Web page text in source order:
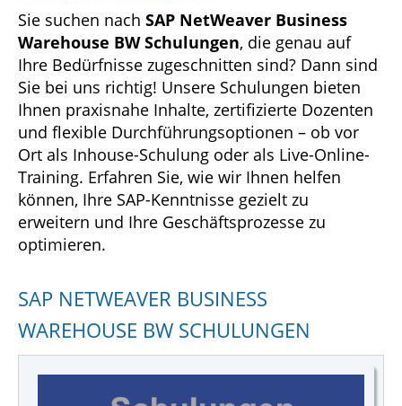
Sie suchen nach SAP NetWeaver Business
Warehouse BW Schulungen, die genau auf
Ihre Bedürfnisse zugeschnitten sind? Dann sind
Sie bei uns richtig! Unsere Schulungen bieten
Ihnen praxisnahe Inhalte, zertifizierte Dozenten
und flexible Durchführungsoptionen – ob vor
Ort als Inhouse-Schulung oder als Live-Online-
Training. Erfahren Sie, wie wir Ihnen helfen
können, Ihre SAP-Kenntnisse gezielt zu
erweitern und Ihre Geschäftsprozesse zu
optimieren.
SAP NETWEAVER BUSINESS
WAREHOUSE BW SCHULUNGEN